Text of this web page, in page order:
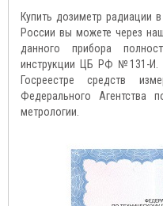
Купить дозиметр радиации
России вы можете через наш
данного прибора
инструкции ЦБ РФ №131-И.
Госреестре средств
Федерального Агентства
метрологии.